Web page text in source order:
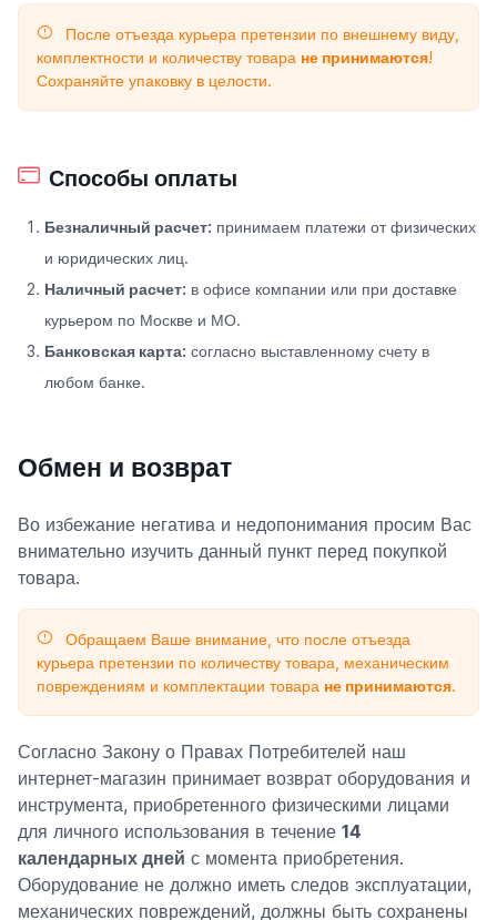
После отъезда курьера претензии по внешнему виду,
комплектности и количеству товара не принимаются!
Сохраняйте упаковку в целости.
Способы оплаты
Безналичный расчет: принимаем платежи от физических
и юридических лиц.
Наличный расчет: в офисе компании или при доставке
курьером по Москве и МО.
Банковская карта: согласно выставленному счету в
любом банке.
Обмен и возврат
Во избежание негатива и недопонимания просим Вас
внимательно изучить данный пункт перед покупкой
товара.
Обращаем Ваше внимание, что после отъезда
курьера претензии по количеству товара, механическим
повреждениям и комплектации товара не принимаются.
Согласно Закону о Правах Потребителей наш
интернет-магазин принимает возврат оборудования и
инструмента, приобретенного физическими лицами
для личного использования в течение 14
календарных дней с момента приобретения.
Оборудование не должно иметь следов эксплуатации,
механических повреждений, должны быть сохранены